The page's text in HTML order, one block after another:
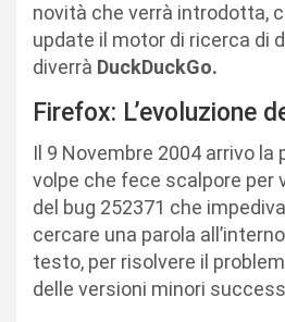
novità che verrà introdotta,
update il motor di ricerca di
diverrà DuckDuckGo.
Firefox: L’evoluzione
Il 9 Novembre 2004 arrivo la
volpe che fece scalpore per
del bug 252371 che
cercare una parola
testo, per risolvere il
delle versioni minori